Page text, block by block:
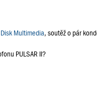
Disk Multimedia, soutěž o pár
PULSAR II?